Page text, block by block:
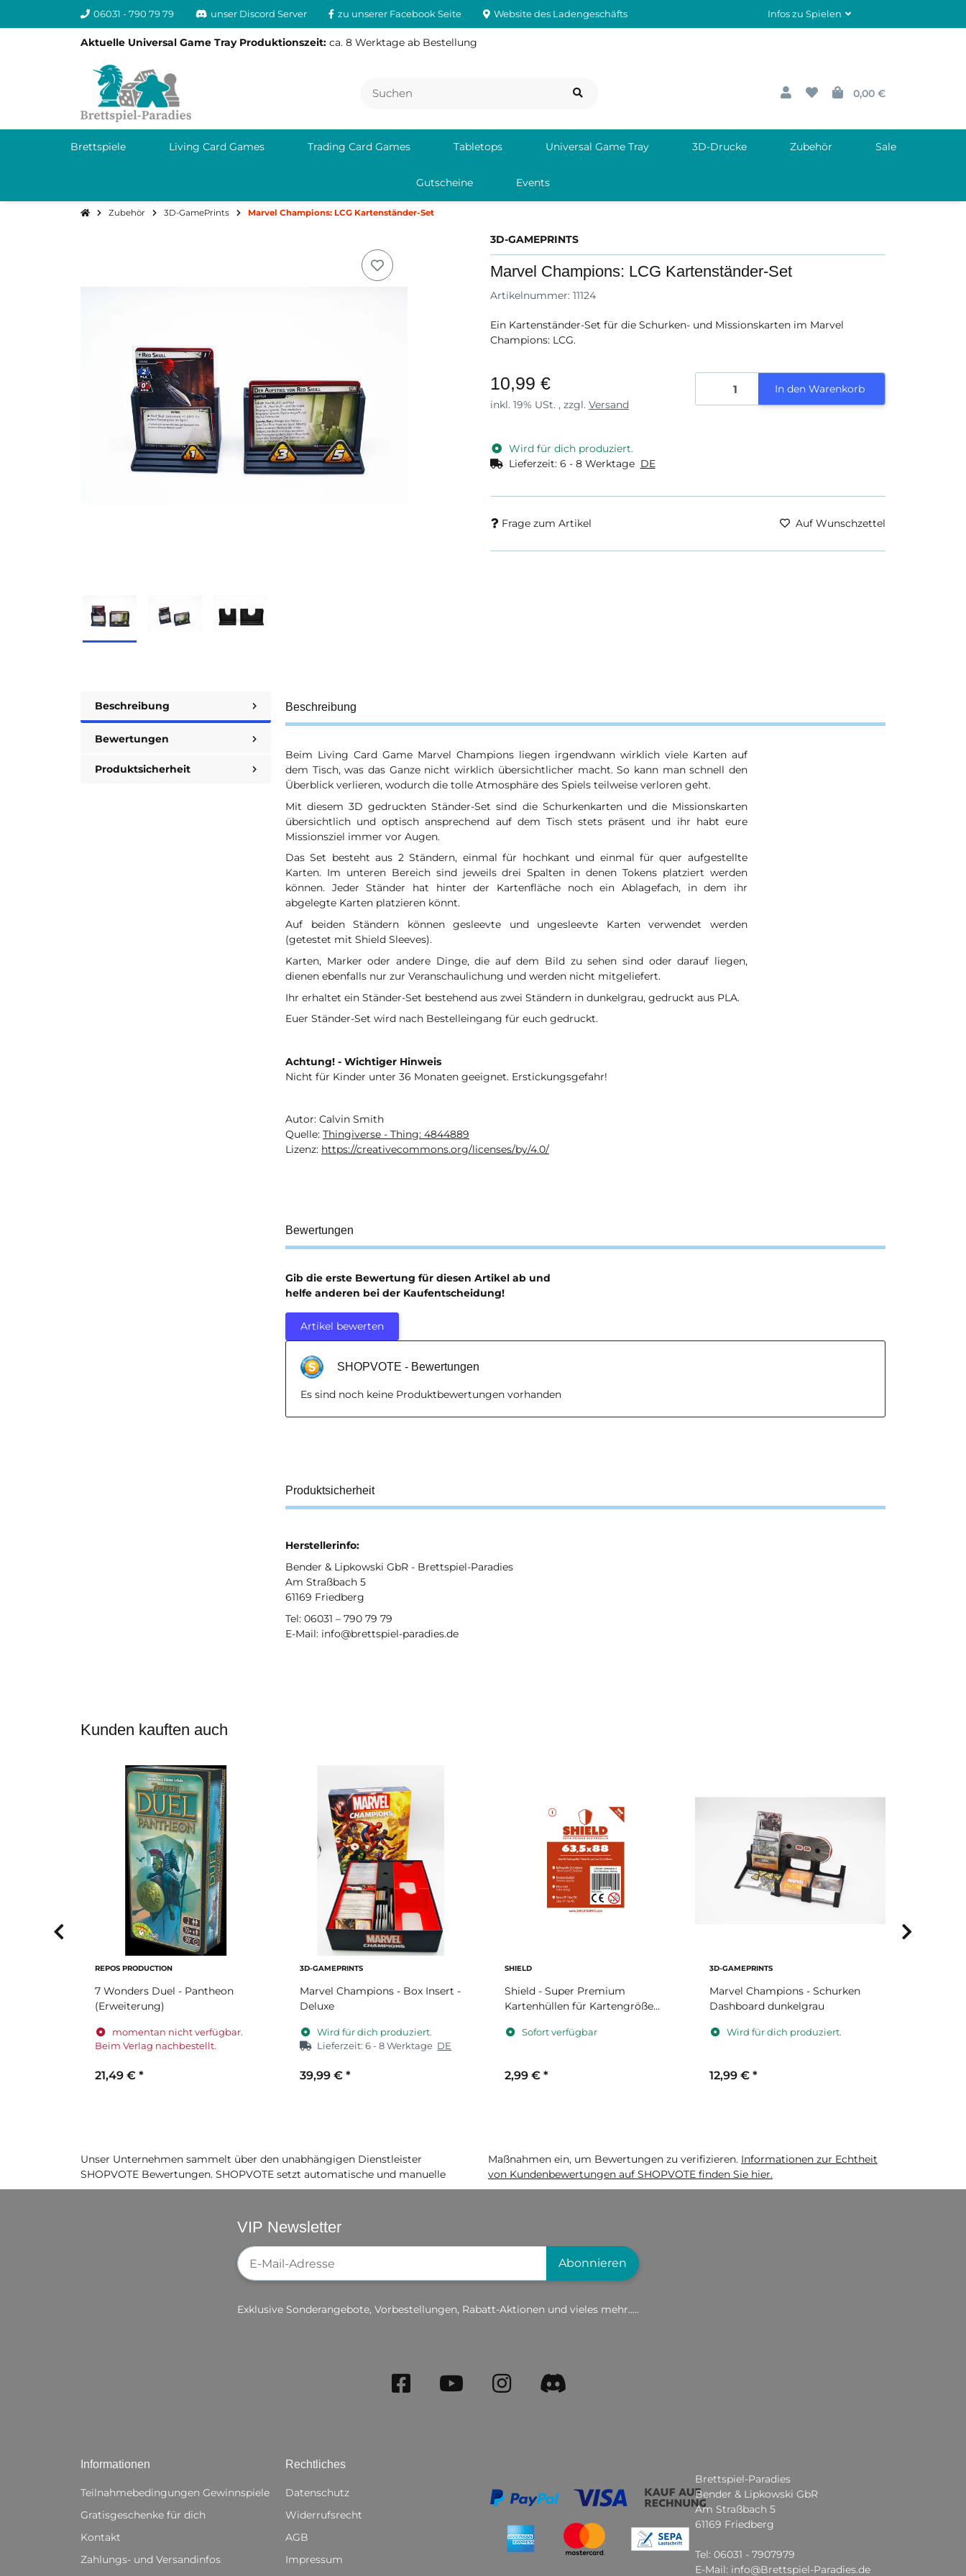
06031 - 790 79 79 unser Discord Server zu unserer Facebook Seite Website des Ladengeschäfts Infos zu Spielen
Aktuelle Universal Game Tray Produktionszeit: ca. 8 Werktage ab Bestellung
0,00 €
Brettspiele Living Card Games Trading Card Games Tabletops Universal Game Tray 3D-Drucke Zubehör Sale
Gutscheine Events
Zubehör 3D-GamePrints Marvel Champions: LCG Kartenständer-Set
3D-GAMEPRINTS
Marvel Champions: LCG Kartenständer-Set
Artikelnummer: 11124
Ein Kartenständer-Set für die Schurken- und Missionskarten im Marvel
Champions: LCG.
10,99 €
inkl. 19% USt. , zzgl. Versand
Wird für dich produziert.
Lieferzeit: 6 - 8 Werktage DE
In den Warenkorb
Frage zum Artikel Auf Wunschzettel
Beschreibung
Bewertungen
Produktsicherheit
Beschreibung
Beim Living Card Game Marvel Champions liegen irgendwann wirklich viele Karten auf
dem Tisch, was das Ganze nicht wirklich übersichtlicher macht. So kann man schnell den
Überblick verlieren, wodurch die tolle Atmosphäre des Spiels teilweise verloren geht.
Mit diesem 3D gedruckten Ständer-Set sind die Schurkenkarten und die Missionskarten
übersichtlich und optisch ansprechend auf dem Tisch stets präsent und ihr habt eure
Missionsziel immer vor Augen.
Das Set besteht aus 2 Ständern, einmal für hochkant und einmal für quer aufgestellte
Karten. Im unteren Bereich sind jeweils drei Spalten in denen Tokens platziert werden
können. Jeder Ständer hat hinter der Kartenfläche noch ein Ablagefach, in dem ihr
abgelegte Karten platzieren könnt.
Auf beiden Ständern können gesleevte und ungesleevte Karten verwendet werden
(getestet mit Shield Sleeves).
Karten, Marker oder andere Dinge, die auf dem Bild zu sehen sind oder darauf liegen,
dienen ebenfalls nur zur Veranschaulichung und werden nicht mitgeliefert.
Ihr erhaltet ein Ständer-Set bestehend aus zwei Ständern in dunkelgrau, gedruckt aus PLA.
Euer Ständer-Set wird nach Bestelleingang für euch gedruckt.
Achtung! - Wichtiger Hinweis
Nicht für Kinder unter 36 Monaten geeignet. Erstickungsgefahr!
Autor: Calvin Smith
Quelle: Thingiverse - Thing: 4844889
Lizenz: https://creativecommons.org/licenses/by/4.0/
Bewertungen
Gib die erste Bewertung für diesen Artikel ab und
helfe anderen bei der Kaufentscheidung!
Artikel bewerten
SHOPVOTE - Bewertungen
Es sind noch keine Produktbewertungen vorhanden
Produktsicherheit
Herstellerinfo:
Bender & Lipkowski GbR - Brettspiel-Paradies
Am Straßbach 5
61169 Friedberg
Tel: 06031 – 790 79 79
E-Mail: info@brettspiel-paradies.de
Kunden kauften auch
REPOS PRODUCTION
7 Wonders Duel - Pantheon
(Erweiterung)
momentan nicht verfügbar.
Beim Verlag nachbestellt.
21,49 € *
3D-GAMEPRINTS
Marvel Champions - Box Insert -
Deluxe
Wird für dich produziert.
Lieferzeit:6 - 8 Werktage DE
39,99 € *
SHIELD
Shield - Super Premium
Kartenhüllen für Kartengröße
Sofort verfügbar
2,99 € *
3D-GAMEPRINTS
Marvel Champions - Schurken
Dashboard dunkelgrau
Wird für dich produziert.
12,99 € *
Unser Unternehmen sammelt über den unabhängigen Dienstleister
SHOPVOTE Bewertungen. SHOPVOTE setzt automatische und manuelle
Maßnahmen ein, um Bewertungen zu verifizieren. Informationen zur Echtheit
von Kundenbewertungen auf SHOPVOTE finden Sie hier.
VIP Newsletter
Newsletter-Registrierung
Abonnieren
Exklusive Sonderangebote, Vorbestellungen, Rabatt-Aktionen und vieles mehr.....
Informationen
Teilnahmebedingungen Gewinnspiele
Gratisgeschenke für dich
Kontakt
Zahlungs- und Versandinfos
Rechtliches
Datenschutz
Widerrufsrecht
AGB
Impressum
Brettspiel-Paradies
Bender & Lipkowski GbR
Am Straßbach 5
61169 Friedberg
Tel: 06031 - 7907979
E-Mail: info@Brettspiel-Paradies.de